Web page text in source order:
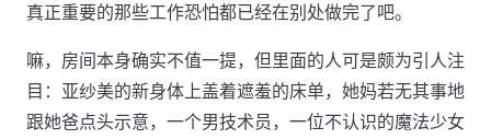
真正重要的那些工作恐怕都已经在别处做完了吧。
嘛，房间本身确实不值一提，但里面的人可是颇为引人注
目：亚纱美的新身体上盖着遮羞的床单，她妈若无其事地
跟她爸点头示意，一个男技术员，一位不认识的魔法少女